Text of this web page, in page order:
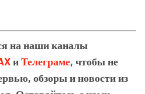
на наши каналы
иТелеграме, чтобы не
обзоры и новости из